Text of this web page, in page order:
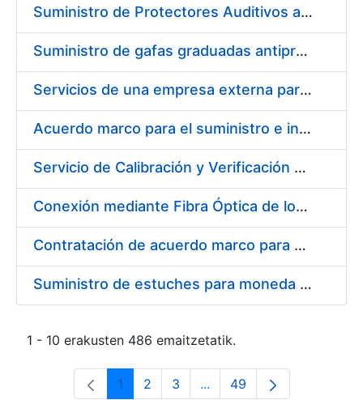
Suministro de Protectores Auditivos a medida para las personas trabajadoras de los Centros de Trabajo de Madrid y Burgos
Suministro de gafas graduadas antiproyecciones para los trabajadores de la FNMT-RCM en los centros de trabajo de Madrid y Burgos
Servicios de una empresa externa para el asesoramiento y resolución de los recursos de alzada que se presentan relacionados con procesos de selección para la FNMT-RCM
Acuerdo marco para el suministro e instalación de persianas, estores y otros complementos
Servicio de Calibración y Verificación Externa de los Equipos de Medición del Servicio de Prevención de la FNMT-RCM
Conexión mediante Fibra Óptica de los Centros de Proceso de Datos (CPDs) de las sedes de la FNMT-RCM de Burgos y Madrid
Contratación de acuerdo marco para el Suministro de Material de Electricidad para la Fábrica Nacional de Moneda y Timbre-Real Casa de la Moneda en su centro de trabajo de Burgos
Suministro de estuches para moneda de 30 €
1 - 10 erakusten 486 emaitzetatik.
Orrialdea
1 Orrialdea
2 Orrialdea
3 ...Intermediate Pages Use
Orrialdea
49